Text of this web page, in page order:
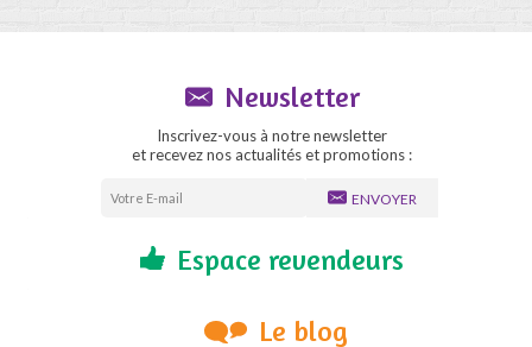
Newsletter
Inscrivez-vous à notre newsletter
et recevez nos actualités et promotions :
ENVOYER
Espace revendeurs
Le blog